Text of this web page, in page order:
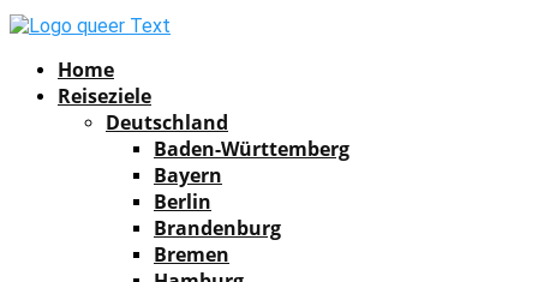
Home
Reiseziele
Deutschland
Baden-Württemberg
Bayern
Berlin
Brandenburg
Bremen